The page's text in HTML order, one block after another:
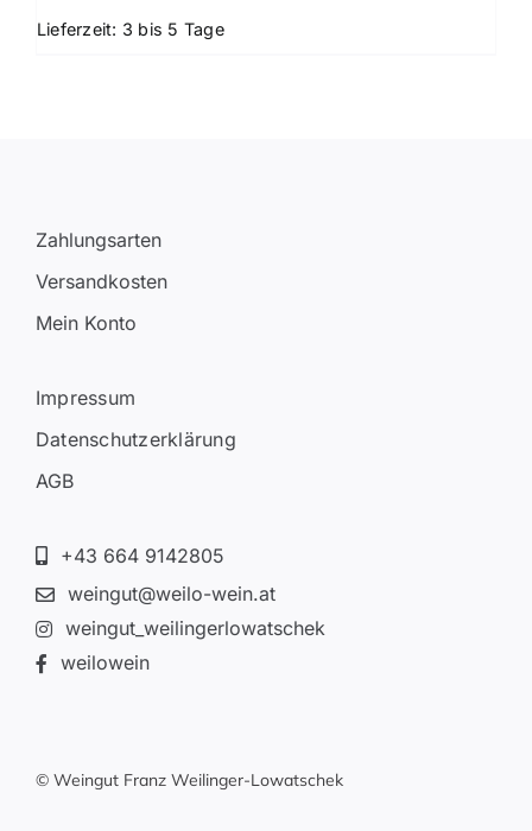
Lieferzeit: 3 bis 5 Tage
Zahlungsarten
Versandkosten
Mein Konto
Impressum
Datenschutzerklärung
AGB
+43 664 9142805
weingut@weilo-wein.at
weingut_weilingerlowatschek
weilowein
© Weingut Franz Weilinger-Lowatschek